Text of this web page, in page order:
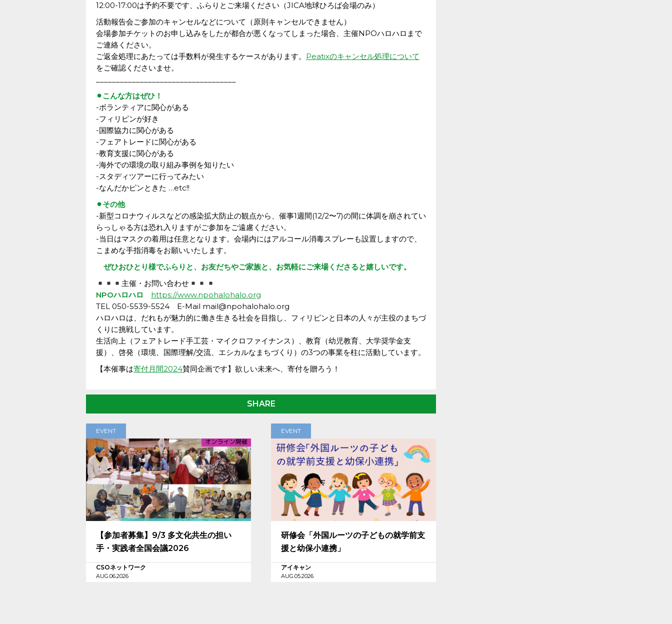
12:00-17:00は予約不要です、ふらりとご来場ください（JICA地球ひろば会場のみ）
活動報告会ご参加のキャンセルなどについて（原則キャンセルできません）
会場参加チケットのお申し込みをしたが都合が悪くなってしまった場合、主催NPOハロハロまで
ご連絡ください。
ご返金処理にあたっては手数料が発生するケースがあります。 Peatixのキャンセル処理について
をご確認くださいませ。
⚫︎こんな方はぜひ！
-ボランティアに関心がある
-フィリピンが好き
-国際協力に関心がある
-フェアトレードに関心がある
-教育支援に関心がある
-海外での環境の取り組み事例を知りたい
-スタディツアーに行ってみたい
-なんだかピンときた …etc!!
⚫︎その他
-新型コロナウィルスなどの感染拡大防止の観点から、催事1週間(12/2〜7)の間に体調を崩されてい
らっしゃる方は恐れ入りますがご参加をご遠慮ください。
-当日はマスクの着用は任意となります。会場内にはアルコール消毒スプレーも設置しますので、
こまめな手指消毒をお願いいたします。
ぜひおひとり様でふらりと、お友だちやご家族と、お気軽にご来場くださると嬉しいです。
主催・お問い合わせ
NPOハロハロ
https://www.npohalohalo.org
TEL 050-5539-5524 E-Mail mail@npohalohalo.org
ハロハロは、だれもが魅力的に働き生きる社会を目指し、フィリピンと日本の人々が主役のまちづ
くりに挑戦しています。
生活向上（フェアトレード手工芸・マイクロファイナンス）、教育（幼児教育、大学奨学金支
援）、啓発（環境、国際理解/交流、エシカルなまちづくり）の3つの事業を柱に活動しています。
【本催事は寄付月間2024賛同企画です】欲しい未来へ、寄付を贈ろう！
SHARE
EVENT
【参加者募集】9/3 多文化共生の担い
手・実践者全国会議2026
CSOネットワーク
AUG.06.2026
EVENT
研修会「外国ルーツの子どもの就学前支
援と幼保小連携」
アイキャン
AUG.05.2026